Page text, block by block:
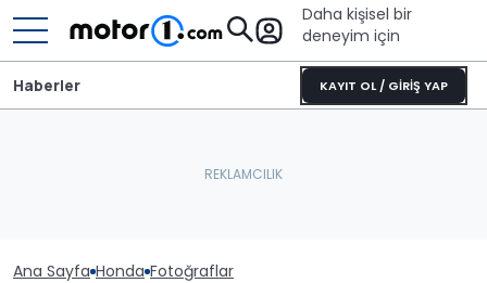
Daha kişisel bir
deneyim için
KAYIT OL / GİRİŞ YAP
Haberler
Ana Sayfa Honda Fotoğraflar